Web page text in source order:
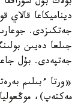
ديناميكاعا
جەتپەدى. بۇل